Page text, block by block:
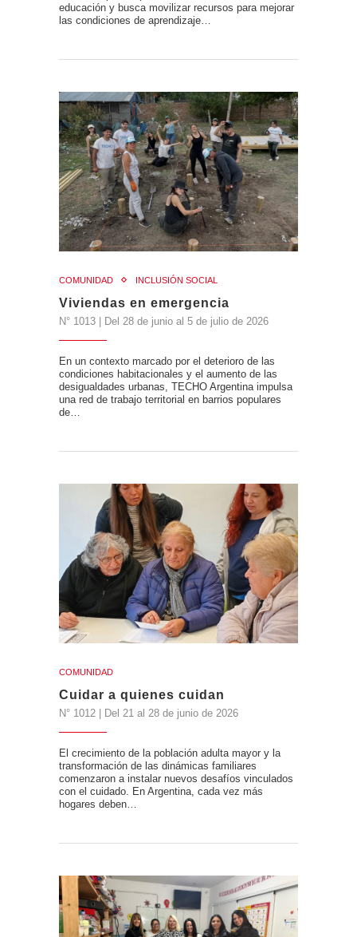
educación y busca movilizar recursos para mejorar
las condiciones de aprendizaje…
COMUNIDAD INCLUSIÓN SOCIAL
Viviendas en emergencia
N° 1013 | Del 28 de junio al 5 de julio de 2026
En un contexto marcado por el deterioro de las
condiciones habitacionales y el aumento de las
desigualdades urbanas, TECHO Argentina impulsa
una red de trabajo territorial en barrios populares
de…
COMUNIDAD
Cuidar a quienes cuidan
N° 1012 | Del 21 al 28 de junio de 2026
El crecimiento de la población adulta mayor y la
transformación de las dinámicas familiares
comenzaron a instalar nuevos desafíos vinculados
con el cuidado. En Argentina, cada vez más
hogares deben…